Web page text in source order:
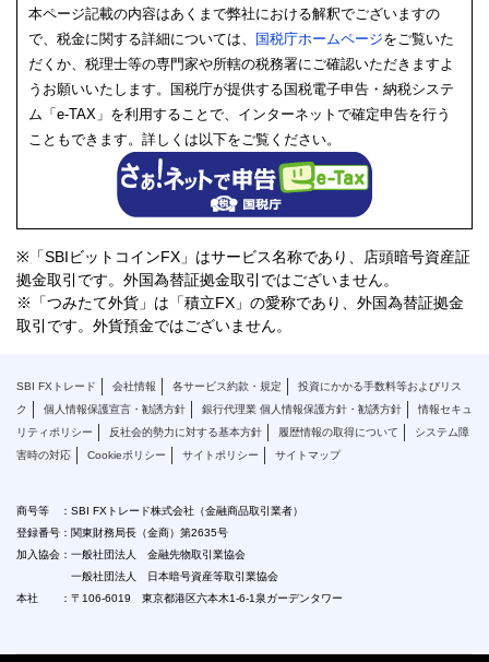
本ページ記載の内容はあくまで弊社における解釈でございますの
で、税金に関する詳細については、
国税庁ホームページをご覧いた
だくか、税理士等の専門家や所轄の税務署にご確認いただきますよ
うお願いいたします。国税庁が提供する国税電子申告・納税システ
ム「e-TAX」を利用することで、インターネットで確定申告を行う
こともできます。詳しくは以下をご覧ください。
※「SBIビットコインFX」はサービス名称であり、店頭暗号資産証
拠金取引です。外国為替証拠金取引ではございません。
※「つみたて外貨」は「積立FX」の愛称であり、外国為替証拠金
取引です。外貨預金ではございません。
SBI FXトレード 会社情報 各サービス約款・規定
投資にかかる手数料等およびリス
ク
個人情報保護宣言・勧誘方針 銀行代理業 個人情報保護方針・勧誘方針
情報セキュ
リティポリシー
反社会的勢力に対する基本方針 履歴情報の取得について
システム障
害時の対応
Cookieポリシー サイトポリシー サイトマップ
商号等 ：SBI FXトレード株式会社（金融商品取引業者）
登録番号：関東財務局長（金商）第2635号
加入協会：一般社団法人 金融先物取引業協会
一般社団法人 日本暗号資産等取引業協会
本社 ：〒106-6019 東京都港区六本木1-6-1泉ガーデンタワー